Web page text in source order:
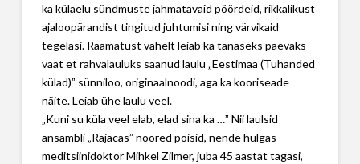
ka külaelu sündmuste jahmatavaid pöördeid, rikkalikust
ajaloopärandist tingitud juhtumisi ning värvikaid
tegelasi. Raamatust vahelt leiab ka tänaseks päevaks
vaat et rahvalauluks saanud laulu „Eestimaa (Tuhanded
külad)ˮ sünniloo, originaalnoodi, aga ka kooriseade
näite. Leiab ühe laulu veel.
„Kuni su küla veel elab, elad sina ka …ˮ Nii laulsid
ansambli „Rajacasˮ noored poisid, nende hulgas
meditsiinidoktor Mihkel Zilmer, juba 45 aastat tagasi,